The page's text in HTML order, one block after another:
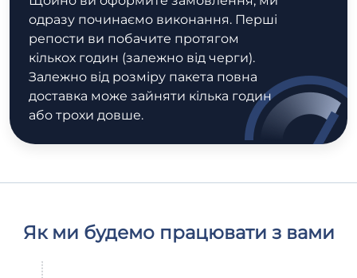
одразу починаємо виконання. Перші
репости ви побачите протягом
кількох годин (залежно від черги).
Залежно від розміру пакета повна
доставка може зайняти кілька годин
або трохи довше.
Як ми будемо працювати з вами